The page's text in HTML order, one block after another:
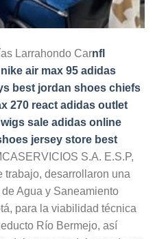
Larrahondo Carnfl
nike air max 95 adidas
best jordan shoes chiefs
270 react adidas outlet
wigs sale adidas online
jersey store best
S.A. E.S.P,
trabajo, desarrollaron una
Agua y Saneamiento
para la viabilidad técnica
Río Bermejo, así